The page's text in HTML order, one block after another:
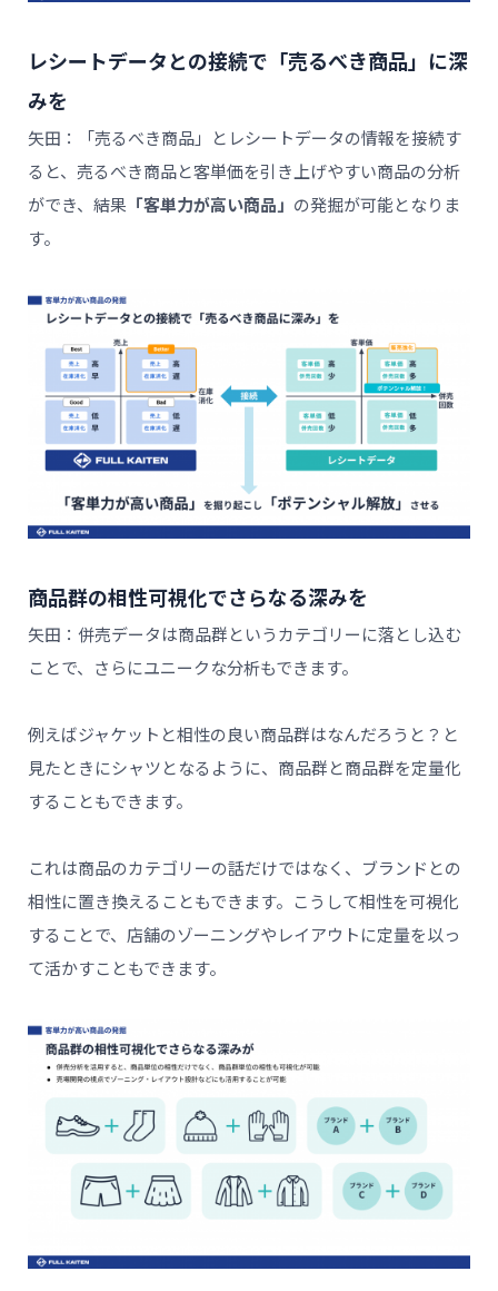
レシートデータとの接続で「売るべき商品」に深
みを
矢田：「売るべき商品」とレシートデータの情報を接続す
ると、売るべき商品と客単価を引き上げやすい商品の分析
ができ、結果 「客単力が高い商品」 の発掘が可能となりま
す。
商品群の相性可視化でさらなる深みを
矢田：併売データは商品群というカテゴリーに落とし込む
ことで、さらにユニークな分析もできます。
例えばジャケットと相性の良い商品群はなんだろうと？と
見たときにシャツとなるように、商品群と商品群を定量化
することもできます。
これは商品のカテゴリーの話だけではなく、ブランドとの
相性に置き換えることもできます。こうして相性を可視化
することで、店舗のゾーニングやレイアウトに定量を以っ
て活かすこともできます。